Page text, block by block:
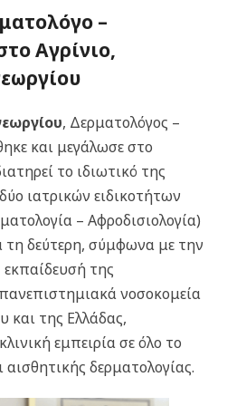
–
Αγρίνιο,
, Δερματολόγος –
και μεγάλωσε στο
το ιδιωτικό της
ιατρικών ειδικοτήτων
– Αφροδισιολογία)
τη δεύτερη, σύμφωνα με την
της
νοσοκομεία
και της Ελλάδας,
εμπειρία σε όλο το
δερματολογίας.